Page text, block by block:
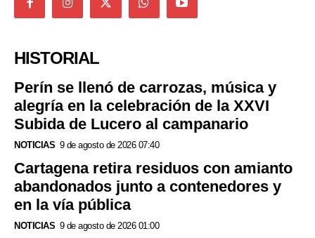
HISTORIAL
Perín se llenó de carrozas, música y
alegría en la celebración de la XXVI
Subida de Lucero al campanario
NOTICIAS 9 de agosto de 2026 07:40
Cartagena retira residuos con amianto
abandonados junto a contenedores y
en la vía pública
NOTICIAS 9 de agosto de 2026 01:00